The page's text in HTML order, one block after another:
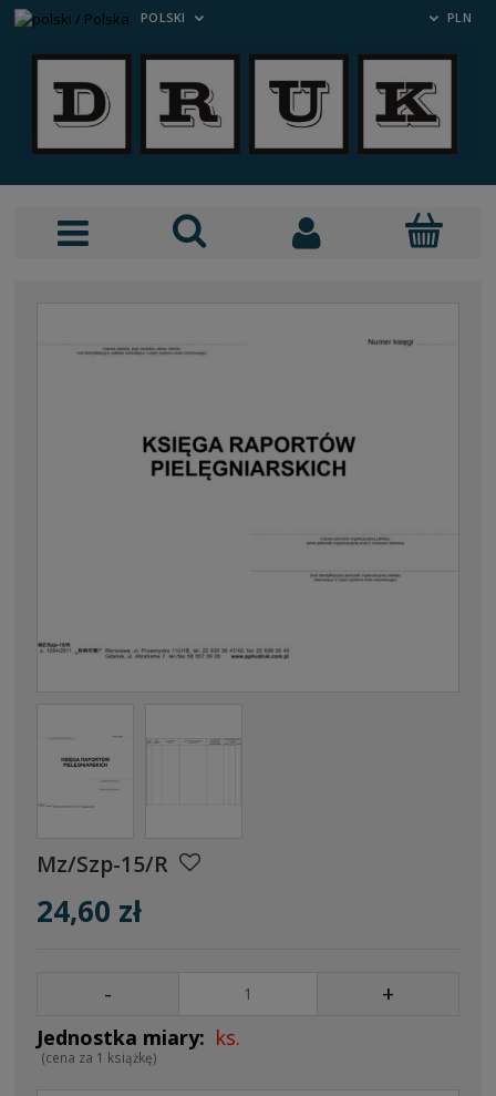
POLSKI PLN
Mz/Szp-15/R
24,60 zł
- +
ks.
(cena za 1 książkę)